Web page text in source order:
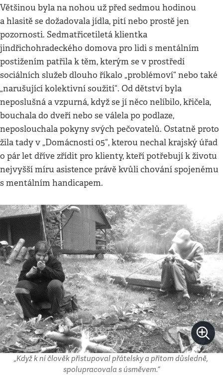
Většinou byla na nohou už před sedmou hodinou
a hlasitě se dožadovala jídla, pití nebo prostě jen
pozornosti. Sedmatřicetiletá klientka
jindřichohradeckého domova pro lidi s mentálním
postižením patřila k těm, kterým se v prostředí
sociálních služeb dlouho říkalo „problémoví“ nebo také
„narušující kolektivní soužití“. Od dětství byla
neposlušná a vzpurná, když se jí něco nelíbilo, křičela,
bouchala do dveří nebo se válela po podlaze,
neposlouchala pokyny svých pečovatelů. Ostatně proto
žila tady v „Domácnosti 05“, kterou nechal krajský úřad
o pár let dříve zřídit pro klienty, kteří potřebují k životu
nejvyšší míru asistence právě kvůli chování spojenému
s mentálním handicapem.
„Když k ní člověk přistupoval přátelsky a přitom důsledně,
spolupracovala s úsměvem.“